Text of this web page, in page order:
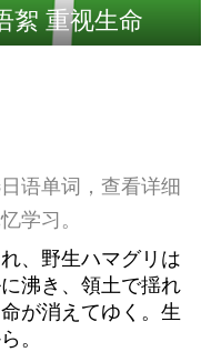
絮 重视生命
语单词，查看详细
学习。
、野生ハマグリは
沸き、領土で揺れ
が消えてゆく。生
。